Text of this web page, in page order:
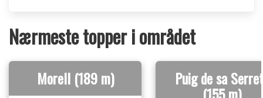
Nærmeste topper i området
Morell (189 m) Puig de sa